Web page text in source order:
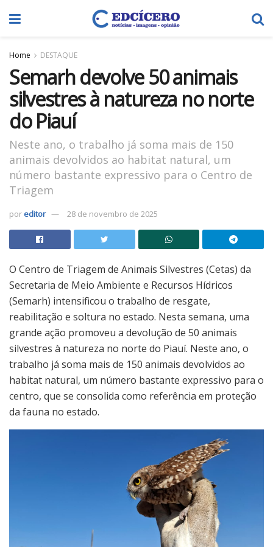
Home DESTAQUE
Semarh devolve 50 animais
silvestres à natureza no norte
do Piauí
Neste ano, o trabalho já soma mais de 150
animais devolvidos ao habitat natural, um
número bastante expressivo para o Centro de
Triagem
por editor 28 de novembro de 2025
O Centro de Triagem de Animais Silvestres (Cetas) da
Secretaria de Meio Ambiente e Recursos Hídricos
(Semarh) intensificou o trabalho de resgate,
reabilitação e soltura no estado. Nesta semana, uma
grande ação promoveu a devolução de 50 animais
silvestres à natureza no norte do Piauí. Neste ano, o
trabalho já soma mais de 150 animais devolvidos ao
habitat natural, um número bastante expressivo para o
centro, que se consolida como referência em proteção
da fauna no estado.